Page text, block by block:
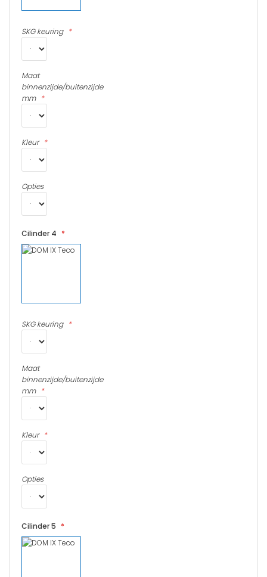
SKG keuring
Maat
binnenzijde/buitenzijde
mm
Kleur
Opties
Cilinder 4
SKG keuring
Maat
binnenzijde/buitenzijde
mm
Kleur
Opties
Cilinder 5